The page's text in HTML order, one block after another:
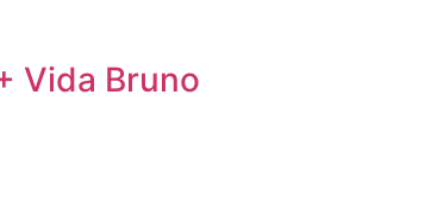
Vida Bruno